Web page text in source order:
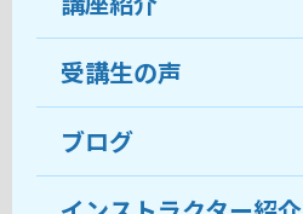
おすすめ・人気の講座
目的から講座を探す
教室ブログ
料金
受講までの流れ
よくあるご質問
受講生の声
ブログ